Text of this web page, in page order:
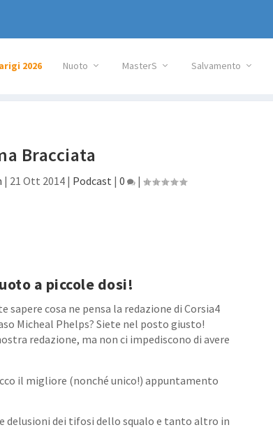
2026 Nuoto MasterS Salvamento
Bracciata
| 21 Ott 2014| Podcast | 0 |
a piccole dosi!
sapere cosa ne pensa la redazione di Corsia4
Micheal Phelps? Siete nel posto giusto!
redazione, ma non ci impediscono di avere
il migliore (nonché unico!) appuntamento
delusioni dei tifosi dello squalo e tanto altro in